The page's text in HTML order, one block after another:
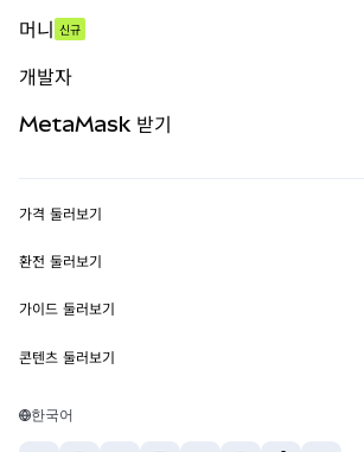
무기한 선물
실물자산
머니 신규
개발자
MetaMask Connect
Snaps
웹3 서비스
MetaMask 받기
보안
고객 지원
채용
가격 둘러보기
이더리움 가격
솔라나 가격
테더 가격
환전 둘러보기
ETH를 USD로 환전
USDT를 INR로 환전
BTC를 INR로 환전
가이드 둘러보기
ETH 매수
콘텐츠 둘러보기
솔라나 지갑
한국어